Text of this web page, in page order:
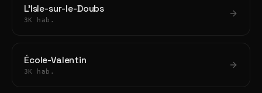
L'Isle-sur-le-Doubs
3K hab.
École-Valentin
3K hab.